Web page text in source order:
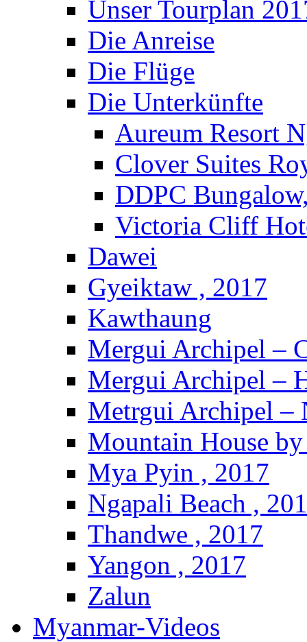
Unser Tourplan
Die Anreise
Die Flüge
Die Unterkünfte
Aureum Resort
Clover Suites
DDPC
Victoria Cliff
Dawei
Gyeiktaw , 2017
Kawthaung
Mergui Archipel –
Mergui Archipel –
Metrgui Archipel –
Mountain House
Mya Pyin , 2017
Ngapali Beach ,
Thandwe , 2017
Yangon , 2017
Zalun
Myanmar-Videos